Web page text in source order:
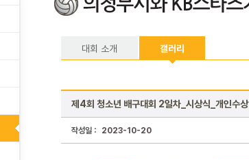
대회 소개 갤러리
제4회 청소년 배구대회 2일차_시상식_개인수상
작성일 : 2023-10-20